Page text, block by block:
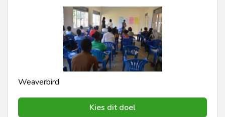
Weaverbird
Kies dit doel